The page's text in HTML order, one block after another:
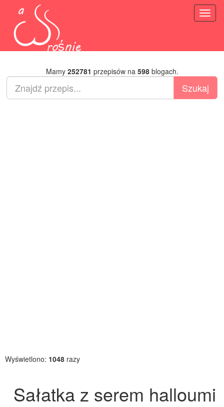
Mamy 252781 przepisów na 598blogach.
Wyświetlono: 1048 razy
Sałatka z serem halloumi